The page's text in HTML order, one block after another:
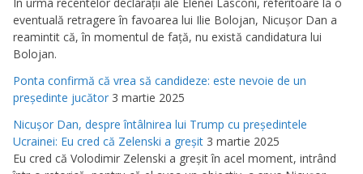
eventuală retragere în favoarea lui Ilie Bolojan, Nicuşor Dan a
reamintit că, în momentul de faţă, nu există candidatura lui
Bolojan.
Ponta confirmă că vrea să candideze: este nevoie de un
preşedinte jucător 3 martie 2025
Nicuşor Dan, despre întâlnirea lui Trump cu preşedintele
Ucrainei: Eu cred că Zelenski a greşit 3 martie 2025
Eu cred că Volodimir Zelenski a greşit în acel moment, intrând